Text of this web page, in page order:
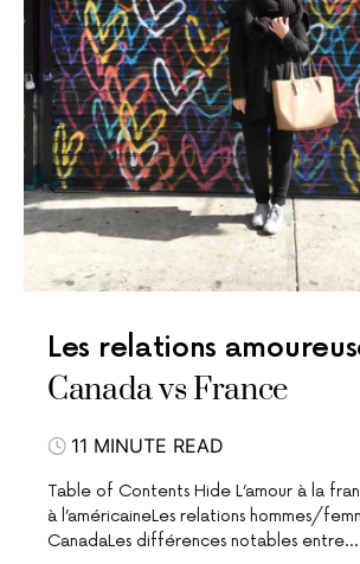
Les relations
Canada vs France
11 MINUTE READ
Table of Contents Hide L’amour à la
à l’américaineLes relations hommes/
CanadaLes différences notables entre…